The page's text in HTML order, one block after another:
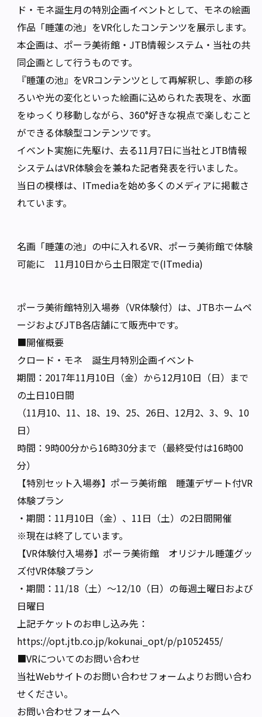
ド・モネ誕生月の特別企画イベントとして、モネの絵画
作品「睡蓮の池」をVR化したコンテンツを展示します。
本企画は、ポーラ美術館・JTB情報システム・当社の共
同企画として行うものです。
『睡蓮の池』をVRコンテンツとして再解釈し、季節の移
ろいや光の変化といった絵画に込められた表現を、水面
をゆっくり移動しながら、360°好きな視点で楽しむこと
ができる体験型コンテンツです。
イベント実施に先駆け、去る11月7日に当社とJTB情報
システムはVR体験会を兼ねた記者発表を行いました。
当日の模様は、ITmediaを始め多くのメディアに掲載さ
れています。
名画「睡蓮の池」の中に入れるVR、ポーラ美術館で体験
可能に 11月10日から土日限定で(ITmedia)
ポーラ美術館特別入場券（VR体験付）は、JTBホームペ
ージおよびJTB各店舗にて販売中です。
■開催概要
クロード・モネ 誕生月特別企画イベント
期間：2017年11月10日（金）から12月10日（日）まで
の土日10日間
（11月10、11、18、19、25、26日、12月2、3、9、10
日）
時間：9時00分から16時30分まで（最終受付は16時00
分）
【特別セット入場券】ポーラ美術館 睡蓮デザート付VR
体験プラン
・期間：11月10日（金）、11日（土）の2日間開催
※現在は終了しています。
【VR体験付入場券】ポーラ美術館 オリジナル睡蓮グッ
ズ付VR体験プラン
・期間：11/18（土）～12/10（日）の毎週土曜日および
日曜日
上記チケットのお申し込み先：
https://opt.jtb.co.jp/kokunai_opt/p/p1052455/
■VRについてのお問い合わせ
当社Webサイトのお問い合わせフォームよりお問い合わ
せください。
お問い合わせフォームへ